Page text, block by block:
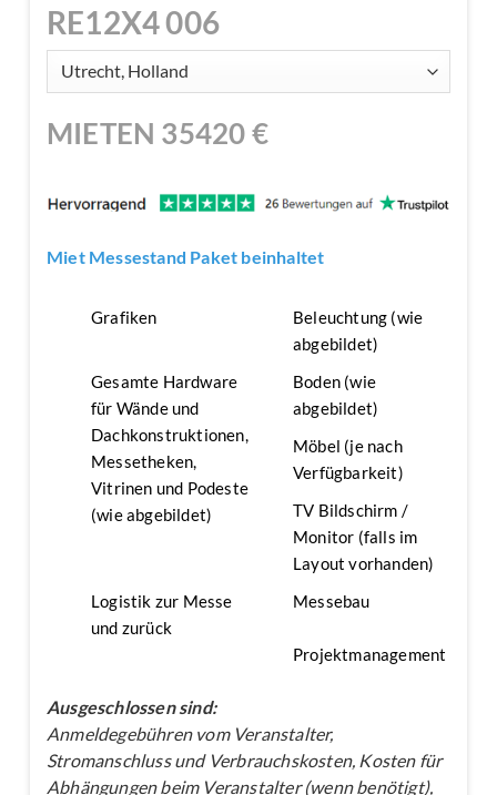
RE12X4 006
MIETEN 35420€
Miet Messestand Paket beinhaltet
Grafiken
Beleuchtung (wie
abgebildet)
Gesamte Hardware
für Wände und
Dachkonstruktionen,
Messetheken,
Vitrinen und Podeste
(wie abgebildet)
Boden (wie
abgebildet)
Möbel (je nach
Verfügbarkeit)
TV Bildschirm /
Monitor (falls im
Layout vorhanden)
Logistik zur Messe
und zurück
Messebau
Projektmanagement
Ausgeschlossen sind:
Anmeldegebühren vom Veranstalter,
Stromanschluss und Verbrauchskosten, Kosten für
Abhängungen beim Veranstalter (wenn benötigt),